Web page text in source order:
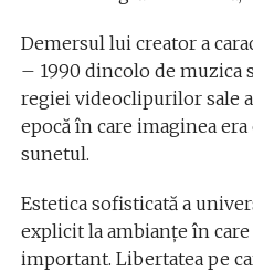
Demersul lui creator a
– 1990 dincolo de muzica
regiei videoclipurilor sale
epocă în care imaginea
sunetul.
Estetica sofisticată a
explicit la ambianţe în
important. Libertatea pe